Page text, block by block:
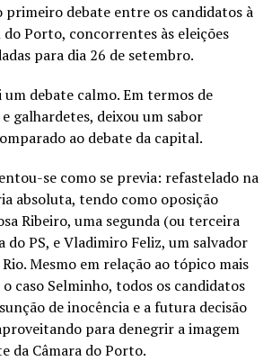
primeiro debate entre os candidatos à
Porto, concorrentes às eleições
para dia 26 de setembro.
debate calmo. Em termos de
galhardetes, deixou um sabor
ao debate da capital.
se como se previa: refastelado na
absoluta, tendo como oposição
Ribeiro, uma segunda (ou terceira
do PS, e Vladimiro Feliz, um salvador
Mesmo em relação ao tópico mais
caso Selminho, todos os candidatos
de inocência e a futura decisão
para denegrir a imagem
da Câmara do Porto.